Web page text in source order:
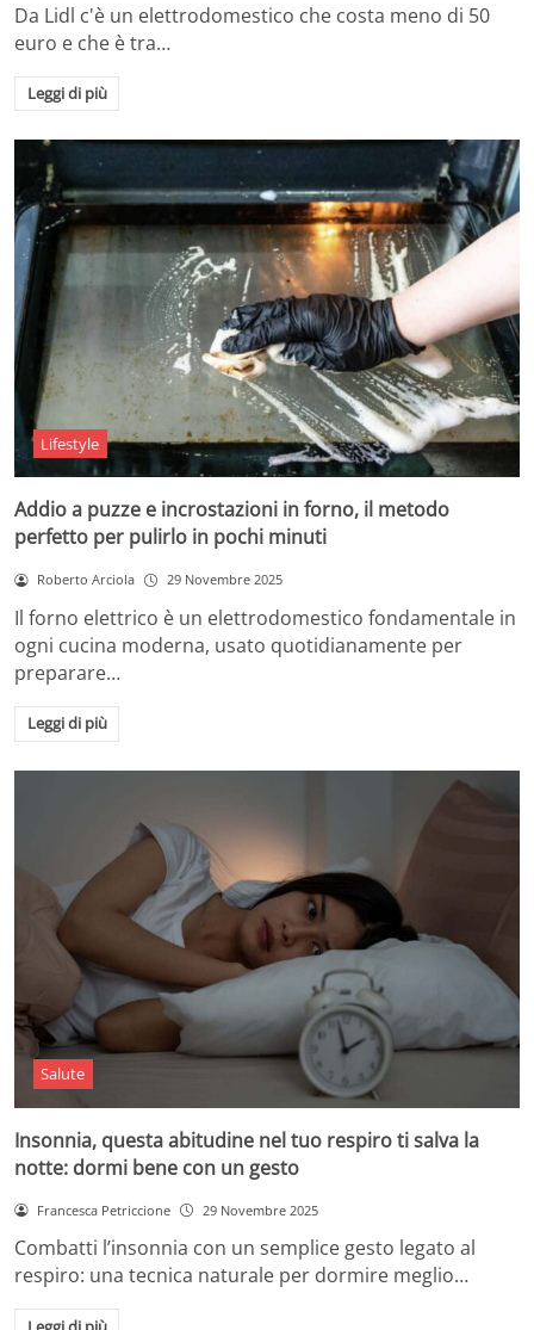
Da Lidl c'è un elettrodomestico che costa meno di 50
euro e che è tra…
Leggi di più
Lifestyle
Addio a puzze e incrostazioni in forno, il metodo
perfetto per pulirlo in pochi minuti
Roberto Arciola 29 Novembre 2025
Il forno elettrico è un elettrodomestico fondamentale in
ogni cucina moderna, usato quotidianamente per
preparare…
Leggi di più
Salute
Insonnia, questa abitudine nel tuo respiro ti salva la
notte: dormi bene con un gesto
Francesca Petriccione 29 Novembre 2025
Combatti l’insonnia con un semplice gesto legato al
respiro: una tecnica naturale per dormire meglio…